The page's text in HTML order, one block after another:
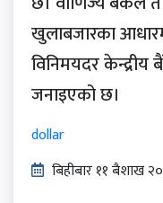
खुलाबजारका
विनिमयदर
जनाइएको छ।
dollar
बिहीबार ११ बैशाख